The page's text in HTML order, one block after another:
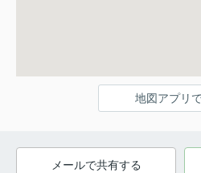
地図アプリ
メールで共有する